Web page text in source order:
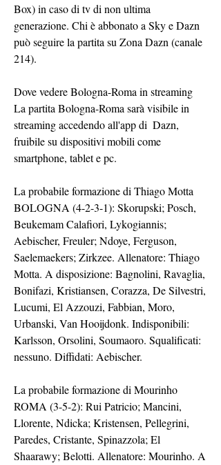
Box) in caso di tv di non ultima
generazione. Chi è abbonato a Sky e Dazn
può seguire la partita su Zona Dazn (canale
214).
Dove vedere Bologna-Roma in streaming
La partita Bologna-Roma sarà visibile in
streaming accedendo all'app di  Dazn,
fruibile su dispositivi mobili come
smartphone, tablet e pc.
La probabile formazione di Thiago Motta
BOLOGNA (4-2-3-1): Skorupski; Posch,
Beukemam Calafiori, Lykogiannis;
Aebischer, Freuler; Ndoye, Ferguson,
Saelemaekers; Zirkzee. Allenatore: Thiago
Motta. A disposizione: Bagnolini, Ravaglia,
Bonifazi, Kristiansen, Corazza, De Silvestri,
Lucumi, El Azzouzi, Fabbian, Moro,
Urbanski, Van Hooijdonk. Indisponibili:
Karlsson, Orsolini, Soumaoro. Squalificati:
nessuno. Diffidati: Aebischer.
La probabile formazione di Mourinho
ROMA (3-5-2): Rui Patricio; Mancini,
Llorente, Ndicka; Kristensen, Pellegrini,
Paredes, Cristante, Spinazzola; El
Shaarawy; Belotti. Allenatore: Mourinho. A